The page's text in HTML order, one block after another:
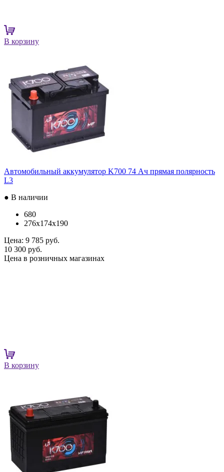
В корзину
Автомобильный аккумулятор K700 74 Ач прямая полярность
L3
● В наличии
680
276x174x190
Цена: 9 785 руб.
10 300 руб.
Цена в розничных магазинах
В корзину